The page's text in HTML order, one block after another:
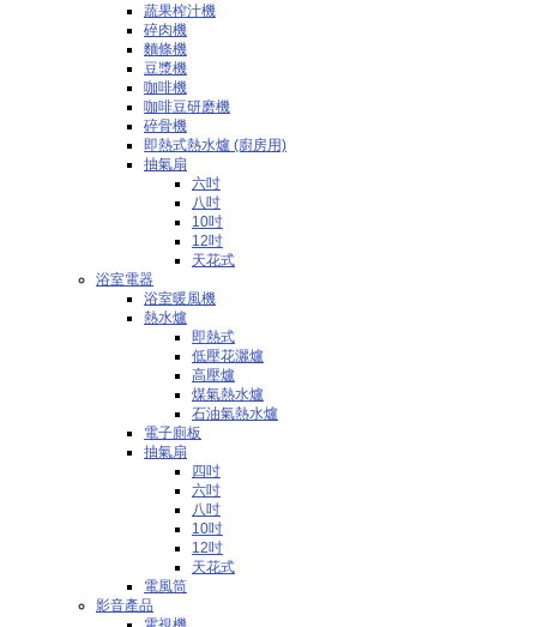
蔬果榨汁機
碎肉機
麵條機
豆漿機
咖啡機
咖啡豆研磨機
碎骨機
即熱式熱水爐 (廚房用)
抽氣扇
六吋
八吋
10吋
12吋
天花式
浴室電器
浴室暖風機
熱水爐
即熱式
低壓花灑爐
高壓爐
煤氣熱水爐
石油氣熱水爐
電子廁板
抽氣扇
四吋
六吋
八吋
10吋
12吋
天花式
電風筒
影音產品
電視機